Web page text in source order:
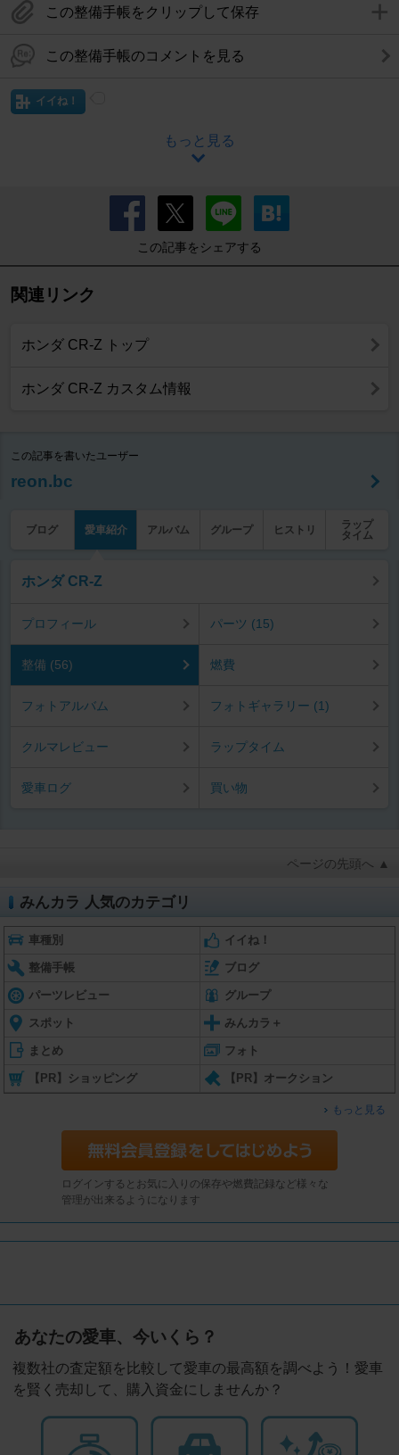
この整備手帳をクリップして保存
この整備手帳のコメントを見る
イイね！
もっと見る
この記事をシェアする
関連リンク
ホンダ CR-Z トップ
ホンダ CR-Z カスタム情報
この記事を書いたユーザー
reon.bc
ブログ 愛車紹介 アルバム グループ ヒストリ
ラップ
タイム
ホンダ CR-Z
プロフィール パーツ (15)
整備 (56) 燃費
フォトアルバム フォトギャラリー (1)
クルマレビュー ラップタイム
愛車ログ 買い物
ページの先頭へ ▲
みんカラ 人気のカテゴリ
車種別 イイね！
整備手帳 ブログ
パーツレビュー グループ
スポット みんカラ＋
まとめ フォト
【PR】ショッピング 【PR】オークション
もっと見る
ログインするとお気に入りの保存や燃費記録など様々な
管理が出来るようになります
あなたの愛車、今いくら？
複数社の査定額を比較して愛車の最高額を調べよう！愛車
を賢く売却して、購入資金にしませんか？